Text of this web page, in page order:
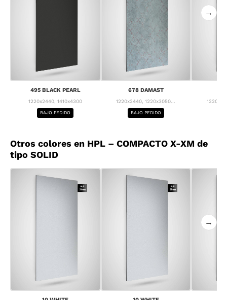
495 BLACK PEARL
1220x2440, 1410x4300
BAJO PEDIDO
678 DAMAST
1220x2440, 1220x3050...
BAJO PEDIDO
→
Otros colores en HPL – COMPACTO X-XM de
tipo SOLID
→